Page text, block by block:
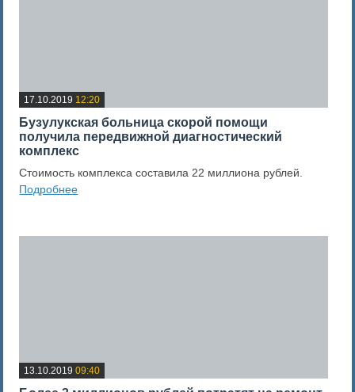
17.10.2019 12:20
Бузулукская больница скорой помощи
получила передвижной диагностический
комплекс
Стоимость комплекса составила 22 миллиона рублей.
Подробнее
13.10.2019 09:40